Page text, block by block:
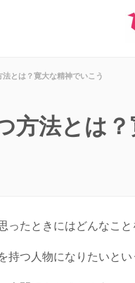
法とは？寛大な精神でいこう
方法とは
たときにはどんなこと
持つ人物になりたいと